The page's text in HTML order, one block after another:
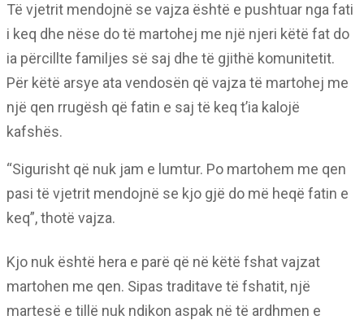
Të vjetrit mendojnë se vajza është e pushtuar nga fati
i keq dhe nëse do të martohej me një njeri këtë fat do
ia përcillte familjes së saj dhe të gjithë komunitetit.
Për këtë arsye ata vendosën që vajza të martohej me
një qen rrugësh që fatin e saj të keq t’ia kalojë
kafshës.
“Sigurisht që nuk jam e lumtur. Po martohem me qen
pasi të vjetrit mendojnë se kjo gjë do më heqë fatin e
keq”, thotë vajza.
Kjo nuk është hera e parë që në këtë fshat vajzat
martohen me qen. Sipas traditave të fshatit, një
martesë e tillë nuk ndikon aspak në të ardhmen e